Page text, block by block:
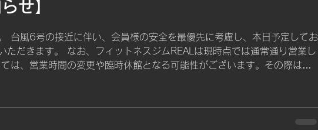
せ】
台風6号の接近に伴い、会員様の安全を最優先に考慮し、本日予定してお
ただきます。 なお、フィットネスジムREALは現時点では通常通り営業し
は、営業時間の変更や臨時休館となる可能性がございます。その際は改